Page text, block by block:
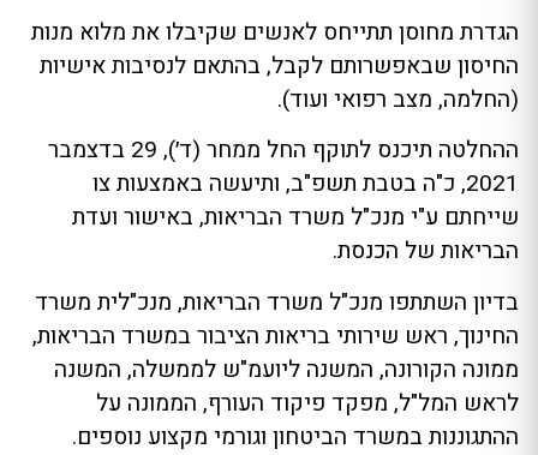
הגדרת מחוסן תתייחס לאנשים שקיבלו את מלוא מנות
החיסון שבאפשרותם לקבל, בהתאם לנסיבות אישיות
(החלמה, מצב רפואי ועוד).
ההחלטה תיכנס לתוקף החל ממחר (ד׳), 29 בדצמבר
2021, כ"ה בטבת תשפ"ב, ותיעשה באמצעות צו
שייחתם ע"י מנכ"ל משרד הבריאות, באישור ועדת
הבריאות של הכנסת.
בדיון השתתפו מנכ"ל משרד הבריאות, מנכ"לית משרד
החינוך, ראש שירותי בריאות הציבור במשרד הבריאות,
ממונה הקורונה, המשנה ליועמ"ש לממשלה, המשנה
לראש המל"ל, מפקד פיקוד העורף, הממונה על
ההתגוננות במשרד הביטחון וגורמי מקצוע נוספים.